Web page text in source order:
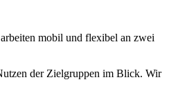
mobil und flexibel an zwei
der Zielgruppen im Blick. Wir